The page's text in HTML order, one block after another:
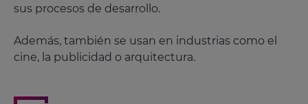
sus procesos de desarrollo.
Además, también se usan en industrias como el
cine, la publicidad o arquitectura.